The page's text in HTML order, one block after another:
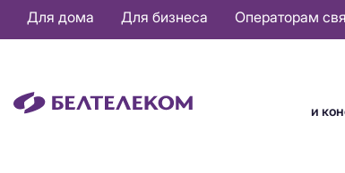
Основная
навигация
Для дома Для бизнеса Операторам
и